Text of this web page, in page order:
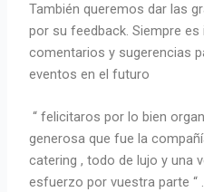
También queremos dar las
por su feedback. Siempre
comentarios y sugerencias
eventos en el futuro
“ felicitaros por lo bien
generosa que fue la
catering , todo de lujo y una
esfuerzo por vuestra parte “ .